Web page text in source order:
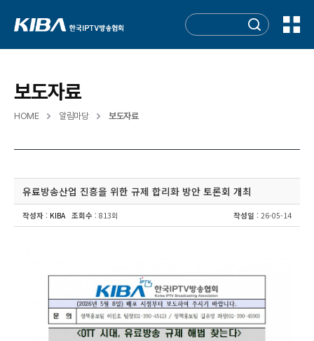
보도자료
HOME 알림마당 보도자료
유료방송산업 진흥을 위한 규제 합리화 방안 토론회 개최
작성자 : KIBA 조회수 : 813회 작성일 : 26-05-14